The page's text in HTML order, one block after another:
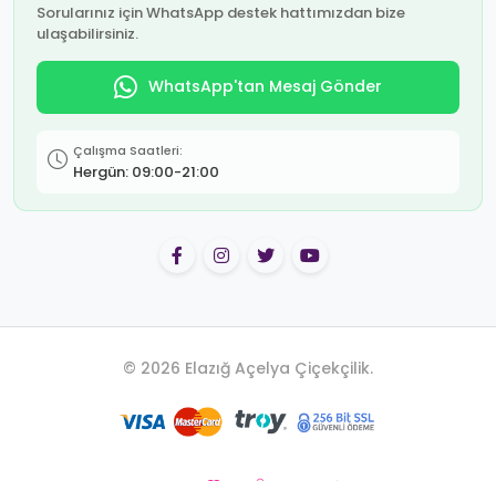
Sorularınız için WhatsApp destek hattımızdan bize
ulaşabilirsiniz.
WhatsApp'tan Mesaj Gönder
Çalışma Saatleri:
Hergün: 09:00-21:00
© 2026 Elazığ Açelya Çiçekçilik.